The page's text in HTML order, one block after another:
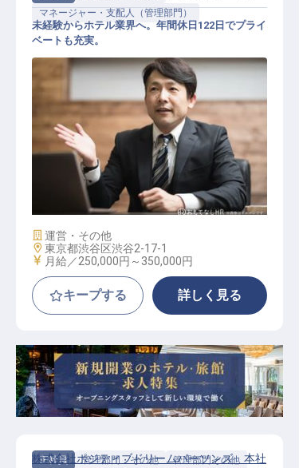
マネージャー・支配人（管理部門）
ホテル開業プロジェクトスタッフ
未経験からホテル業界へ。年間休日122日でプライ
ベートも充実。
施設業態
運営・その他
勤務地
東京都渋谷区渋谷2-17-1
給与
月給／250,000円～ 350,000円
キープする 詳しく見る
正社員 管理部門・その他 管理部門その他
株式会社ポジティブドリームパーソンズ 本社